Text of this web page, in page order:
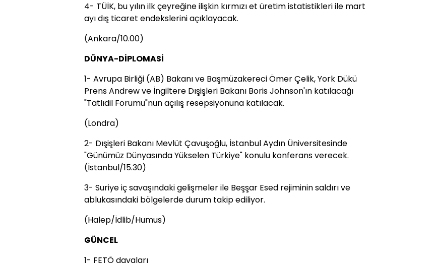
4- TÜİK, bu yılın ilk çeyreğine ilişkin kırmızı et üretim istatistikleri ile mart
ayı dış ticaret endekslerini açıklayacak.
(Ankara/10.00)
DÜNYA-DİPLOMASİ
1- Avrupa Birliği (AB) Bakanı ve Başmüzakereci Ömer Çelik, York Dükü
Prens Andrew ve İngiltere Dışişleri Bakanı Boris Johnson'ın katılacağı
"Tatlıdil Forumu"nun açılış resepsiyonuna katılacak.
(Londra)
2- Dışişleri Bakanı Mevlüt Çavuşoğlu, İstanbul Aydın Üniversitesinde
"Günümüz Dünyasında Yükselen Türkiye" konulu konferans verecek.
(İstanbul/15.30)
3- Suriye iç savaşındaki gelişmeler ile Beşşar Esed rejiminin saldırı ve
ablukasındaki bölgelerde durum takip ediliyor.
(Halep/İdlib/Humus)
GÜNCEL
1- FETÖ davaları